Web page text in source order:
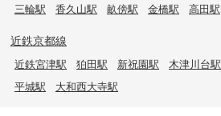
三輪駅
香久山駅 畝傍駅 金橋駅 高田駅
近鉄京都線
近鉄宮津駅 狛田駅 新祝園駅 木津川台駅
平城駅
大和西大寺駅